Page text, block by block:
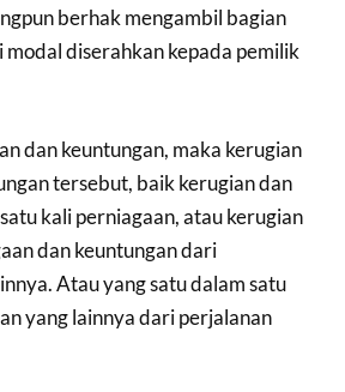
berhak mengambil bagian
modal diserahkan kepada pemilik
dan keuntungan, maka kerugian
tersebut, baik kerugian dan
kali perniagaan, atau kerugian
dan keuntungan dari
Atau yang satu dalam satu
yang lainnya dari perjalanan